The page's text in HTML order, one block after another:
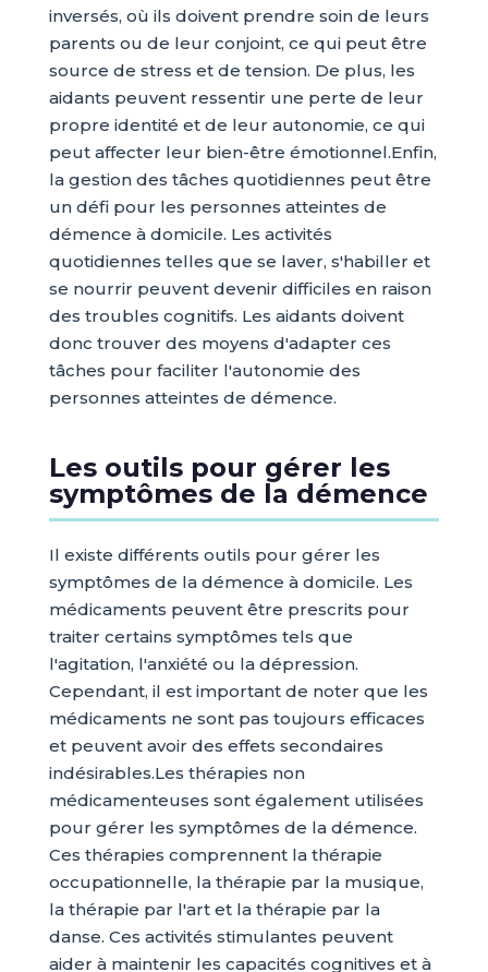
inversés, où ils doivent prendre soin de leurs
parents ou de leur conjoint, ce qui peut être
source de stress et de tension. De plus, les
aidants peuvent ressentir une perte de leur
propre identité et de leur autonomie, ce qui
peut affecter leur bien-être émotionnel.Enfin,
la gestion des tâches quotidiennes peut être
un défi pour les personnes atteintes de
démence à domicile. Les activités
quotidiennes telles que se laver, s'habiller et
se nourrir peuvent devenir difficiles en raison
des troubles cognitifs. Les aidants doivent
donc trouver des moyens d'adapter ces
tâches pour faciliter l'autonomie des
personnes atteintes de démence.
Les outils pour gérer les
symptômes de la démence
Il existe différents outils pour gérer les
symptômes de la démence à domicile. Les
médicaments peuvent être prescrits pour
traiter certains symptômes tels que
l'agitation, l'anxiété ou la dépression.
Cependant, il est important de noter que les
médicaments ne sont pas toujours efficaces
et peuvent avoir des effets secondaires
indésirables.Les thérapies non
médicamenteuses sont également utilisées
pour gérer les symptômes de la démence.
Ces thérapies comprennent la thérapie
occupationnelle, la thérapie par la musique,
la thérapie par l'art et la thérapie par la
danse. Ces activités stimulantes peuvent
aider à maintenir les capacités cognitives et à